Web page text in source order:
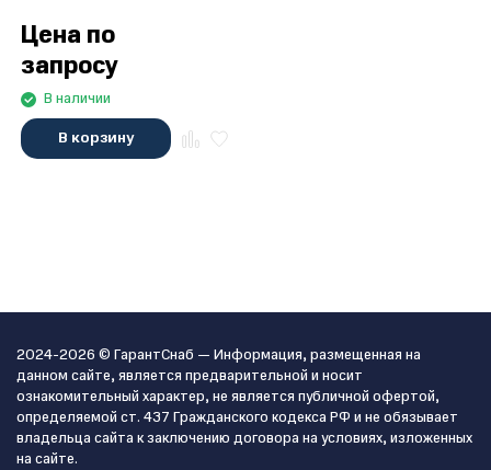
Цена по
запросу
В наличии
В корзину
2024-2026 © ГарантСнаб — Информация, размещенная на
данном сайте, является предварительной и носит
ознакомительный характер, не является публичной офертой,
определяемой ст. 437 Гражданского кодекса РФ и не обязывает
владельца сайта к заключению договора на условиях, изложенных
на сайте.